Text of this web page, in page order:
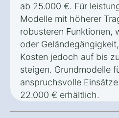
ab 25.000 €. Für
Modelle mit höherer
robusteren Funktionen,
oder
Kosten jedoch auf bis
steigen. Grundmodelle
anspruchsvolle
22.000 € erhältlich.